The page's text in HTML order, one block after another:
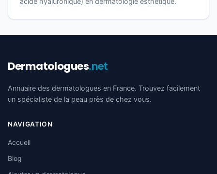
Dermatologues.net
Annuaire des dermatologues en France. Trouvez facilement
un spécialiste de la peau près de chez vous.
NAVIGATION
Accueil
Blog